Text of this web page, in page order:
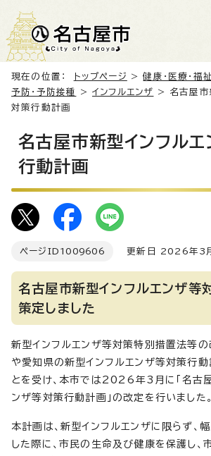
現在の位置： トップページ >健康・医療・福祉
予防・予防接種
>インフルエンザ
> 名古屋市
対策行動計画
名古屋市新型インフルエ
行動計画
ページID 1009606 更新日 2026年3
名古屋市新型インフルエンザ等
策定しました
新型インフルエンザ等対策特別措置法等の
や愛知県の新型インフルエンザ等対策行
とを受け、本市では2026年3月に「名古
ンザ等対策行動計画」の改定を行いました。
本計画は、新型インフルエンザに限らず、
した際に、市民の生命及び健康を保護し、